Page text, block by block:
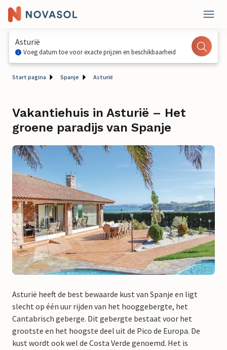
Asturië
Voeg datum toe voor exacte prijzen en beschikbaarheid
Start pagina Spanje Asturië
Vakantiehuis in Asturië – Het
groene paradijs van Spanje
Asturië heeft de best bewaarde kust van Spanje en ligt
slecht op één uur rijden van het hooggebergte, het
Cantabrisch geberge. Dit gebergte bestaat voor het
grootste en het hoogste deel uit de Pico de Europa. De
kust wordt ook wel de Costa Verde genoemd. Het is